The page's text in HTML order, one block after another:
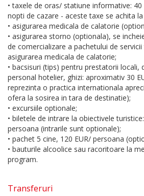
• taxele de oras/ statiune informative:
nopti de cazare - aceste taxe se achita
• asigurarea medicala de calatorie
• asigurarea storno (optionala), se
de comercializare a pachetului de
asigurarea medicala de calatorie;
• bacsisuri (tips) pentru prestatorii locali,
personal hotelier, ghizi: aproximativ 30
reprezinta o practica internationala
ofera la sosirea in tara de destinatie);
• excursiile optionale;
• biletele de intrare la obiectivele
persoana (intrarile sunt optionale);
• pachet 5 cine, 120 EUR/ persoana
• bauturile alcoolice sau racoritoare la
program.
Transferuri